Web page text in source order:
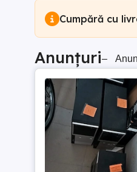
Cumpără cu
Anunțuri–